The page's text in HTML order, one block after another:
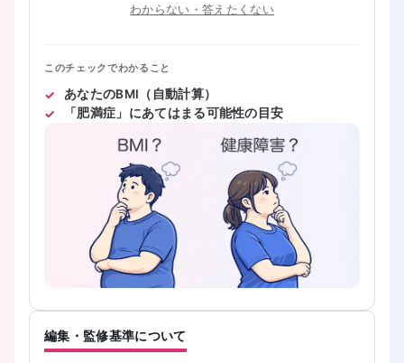
わからない・答えたくない
このチェックでわかること
あなたのBMI（自動計算）
「肥満症」にあてはまる可能性の目安
編集・監修基準について